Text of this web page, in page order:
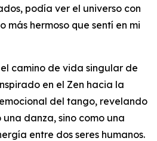
podía ver el universo con
más hermoso que sentí en mi
camino de vida singular de
en el Zen hacia la
del tango, revelando
danza, sino como una
entre dos seres humanos.